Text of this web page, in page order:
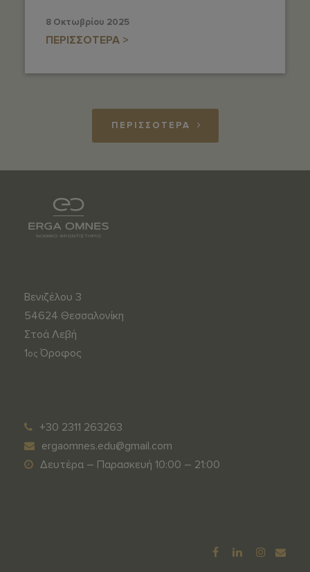
8 Οκτωβρίου 2025
ΠΕΡΙΣΣΟΤΕΡΑ >
ΠΕΡΙΣΣΟΤΕΡΑ
Βενιζέλου 3
54624 Θεσσαλονίκη
Στοά Λεβή
1ος Όροφος
p
e
r
d
y
u
+30 2311 263263
ergaomnes.edu@gmail.com
Δευτέρα – Παρασκευή 10:00 – 21:00